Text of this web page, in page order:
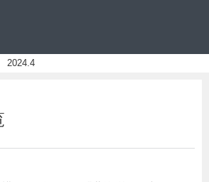
2024.4